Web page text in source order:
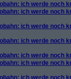
ich werde noch
ich werde noch
ich werde noch
ich werde noch
ich werde noch
ich werde noch
ich werde noch